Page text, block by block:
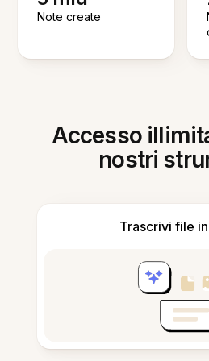
Note create
Accesso
nostri
Trascrivi file